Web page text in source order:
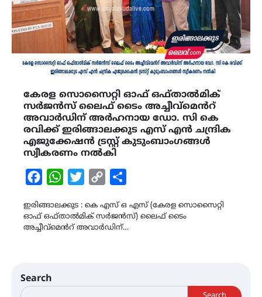
കേരള സൊസൈറ്റി ഓഫ് ഒഫ്താൽമിക്
സർജൻസ് ലൈഫ് ടൈം അച്ചീവ്മെൻറ്
അവാർഡിന് അർഹനായ ഡോ. സി കെ
രവിക്ക് ഇരിങ്ങാലക്കുട എസ് എൻ ചന്ദ്രിക
എജുക്കേഷൻ ട്രസ്റ്റ് കുടുംബാംഗങ്ങൾ
സ്വീകരണം നൽകി
FacebookWhatsAppTwitterCopy
ഇരിങ്ങാലക്കുട : കെ എസ് ഒ എസ് (കേരള സൊസൈറ്റി
ഓഫ് ഒഫ്താൽമിക് സർജൻസ്) ലൈഫ് ടൈം
അച്ചീവ്മെൻറ് അവാർഡിന്…
Search